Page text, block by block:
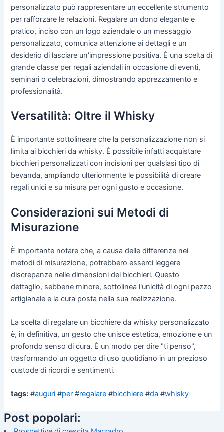
personalizzato può rappresentare un eccellente strumento
per rafforzare le relazioni. Regalare un dono elegante e
pratico, inciso con un logo aziendale o un messaggio
personalizzato, comunica attenzione ai dettagli e un
desiderio di lasciare un'impressione positiva. È una scelta di
grande classe per regali aziendali in occasione di eventi,
seminari o celebrazioni, dimostrando apprezzamento e
professionalità.
Versatilità: Oltre il Whisky
È importante sottolineare che la personalizzazione non si
limita ai bicchieri da whisky. È possibile infatti acquistare
bicchieri personalizzati con incisioni per qualsiasi tipo di
bevanda, ampliando ulteriormente le possibilità di creare
regali unici e su misura per ogni gusto e occasione.
Considerazioni sui Metodi di
Misurazione
È importante notare che, a causa delle differenze nei
metodi di misurazione, potrebbero esserci leggere
discrepanze nelle dimensioni dei bicchieri. Questo
dettaglio, sebbene minore, sottolinea l'unicità di ogni pezzo
artigianale e la cura posta nella sua realizzazione.
La scelta di regalare un bicchiere da whisky personalizzato
è, in definitiva, un gesto che unisce estetica, emozione e un
profondo senso di cura. È un modo per dire "ti penso",
trasformando un oggetto di uso quotidiano in un prezioso
custode di ricordi e sentimenti.
tags: #auguri #per #regalare #bicchiere #da #whisky
Post popolari: